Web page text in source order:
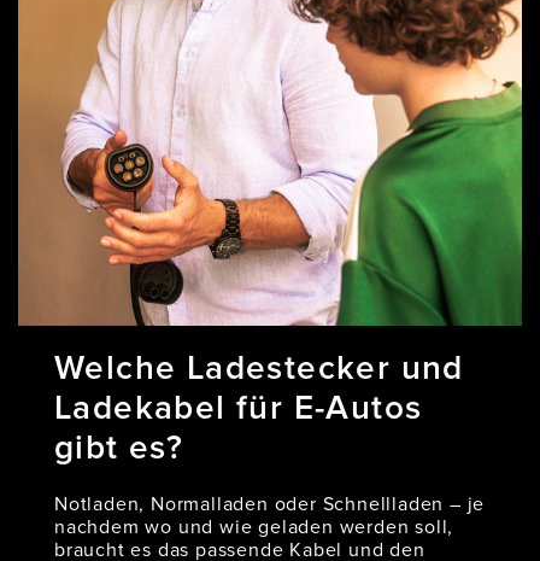
Welche Ladestecker und
Ladekabel für E-Autos
gibt es?
Notladen, Normalladen oder Schnellladen – je
nachdem wo und wie geladen werden soll,
braucht es das passende Kabel und den